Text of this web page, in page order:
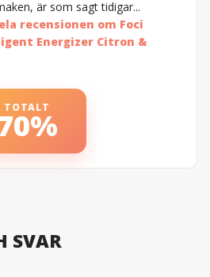
är som sagt tidigar...
recensionen om Foci
Energizer Citron &
TOTALT
SVAR